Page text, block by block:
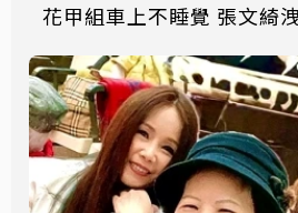
花甲組車上不睡